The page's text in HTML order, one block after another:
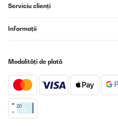
Serviciu clienți
Informații
Modalități de plată